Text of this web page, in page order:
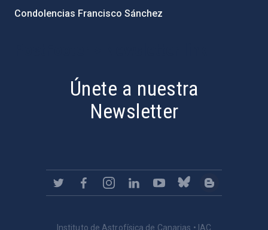
Condolencias Francisco Sánchez
Únete a nuestra
Newsletter
Instituto de Astrofísica de Canarias • IAC